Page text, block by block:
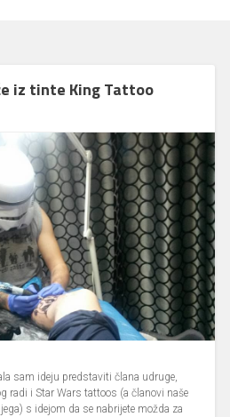
iz tinte King Tattoo
sam ideju predstaviti člana udruge,
radi i Star Wars tattoos (a članovi naše
s idejom da se nabrijete možda za